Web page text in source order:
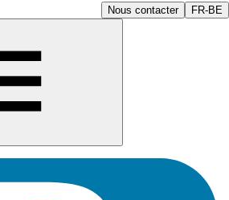
Nous contacter FR-BE